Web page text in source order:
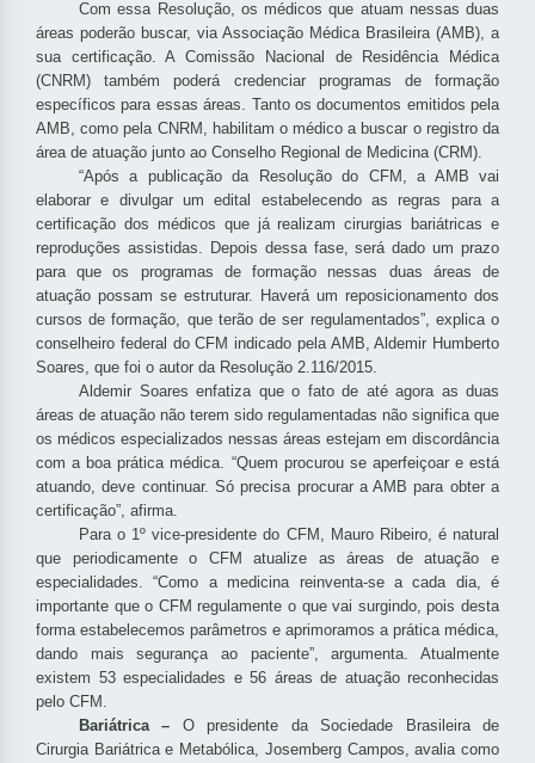
Com essa Resolução, os médicos que atuam nessas duas
áreas poderão buscar, via Associação Médica Brasileira (AMB), a
sua certificação. A Comissão Nacional de Residência Médica
(CNRM) também poderá credenciar programas de formação
específicos para essas áreas. Tanto os documentos emitidos pela
AMB, como pela CNRM, habilitam o médico a buscar o registro da
área de atuação junto ao Conselho Regional de Medicina (CRM).
“Após a publicação da Resolução do CFM, a AMB vai
elaborar e divulgar um edital estabelecendo as regras para a
certificação dos médicos que já realizam cirurgias bariátricas e
reproduções assistidas. Depois dessa fase, será dado um prazo
para que os programas de formação nessas duas áreas de
atuação possam se estruturar. Haverá um reposicionamento dos
cursos de formação, que terão de ser regulamentados”, explica o
conselheiro federal do CFM indicado pela AMB, Aldemir Humberto
Soares, que foi o autor da Resolução 2.116/2015.
Aldemir Soares enfatiza que o fato de até agora as duas
áreas de atuação não terem sido regulamentadas não significa que
os médicos especializados nessas áreas estejam em discordância
com a boa prática médica. “Quem procurou se aperfeiçoar e está
atuando, deve continuar. Só precisa procurar a AMB para obter a
certificação”, afirma.
Para o 1º vice-presidente do CFM, Mauro Ribeiro, é natural
que periodicamente o CFM atualize as áreas de atuação e
especialidades. “Como a medicina reinventa-se a cada dia, é
importante que o CFM regulamente o que vai surgindo, pois desta
forma estabelecemos parâmetros e aprimoramos a prática médica,
dando mais segurança ao paciente”, argumenta. Atualmente
existem 53 especialidades e 56 áreas de atuação reconhecidas
pelo CFM.
Bariátrica – O presidente da Sociedade Brasileira de
Cirurgia Bariátrica e Metabólica, Josemberg Campos, avalia como